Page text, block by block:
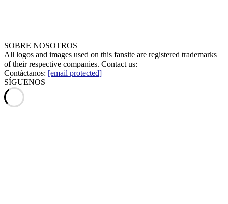
SOBRE NOSOTROS
All logos and images used on this fansite are registered trademarks
of their respective companies. Contact us:
Contáctanos: [email protected]
SÍGUENOS